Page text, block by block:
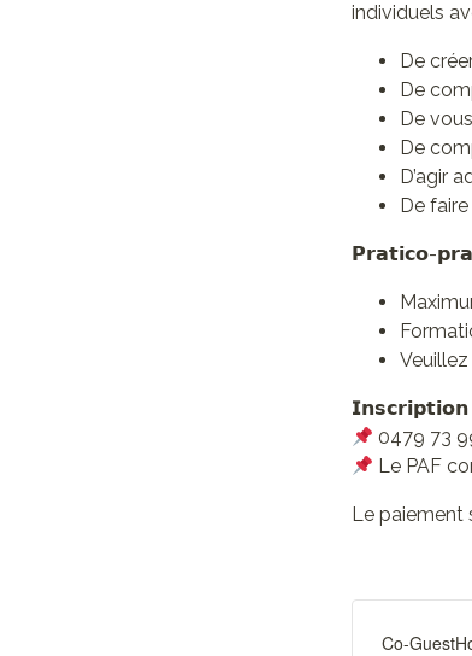
individuels
De
De
De
De
D’agir
De
𝗣𝗿𝗮𝘁𝗶𝗰𝗼-
𝗜𝗻𝘀𝗰𝗿𝗶𝗽𝘁𝗶𝗼𝗻
0479 73
Le PAF
Le paiement
Co-